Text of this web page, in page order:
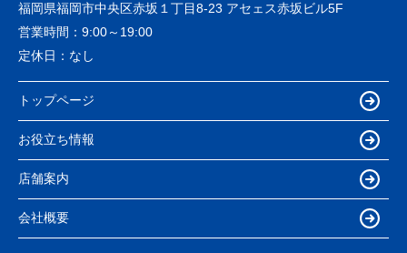
福岡県福岡市中央区赤坂１丁目8-23 アセェス赤坂ビル5F
営業時間： 9:00～19:00
定休日： なし
トップページ
お役立ち情報
店舗案内
会社概要